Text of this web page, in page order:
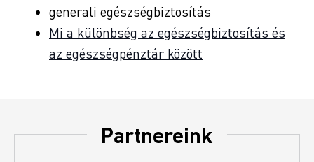
generali egészségbiztosítás
Mi a különbség az egészségbiztosítás és
az egészségpénztár között
Partnereink